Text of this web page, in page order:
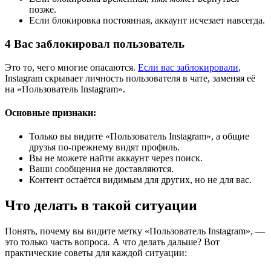
позже.
Если блокировка постоянная, аккаунт исчезает навсегда.
4 Вас заблокировал пользователь
Это то, чего многие опасаются. Если вас заблокировали,
Instagram скрывает личность пользователя в чате, заменяя её
на «Пользователь Instagram».
Основные признаки:
Только вы видите «Пользователь Instagram», а общие
друзья по-прежнему видят профиль.
Вы не можете найти аккаунт через поиск.
Ваши сообщения не доставляются.
Контент остаётся видимым для других, но не для вас.
Что делать в такой ситуации
Понять, почему вы видите метку «Пользователь Instagram», —
это только часть вопроса. А что делать дальше? Вот
практические советы для каждой ситуации: